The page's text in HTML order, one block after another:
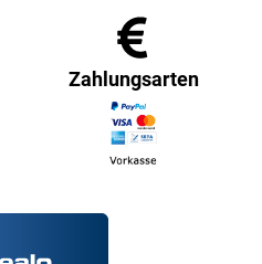
Zahlungsarten